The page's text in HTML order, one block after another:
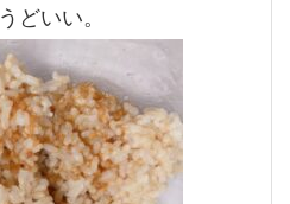
どいい。